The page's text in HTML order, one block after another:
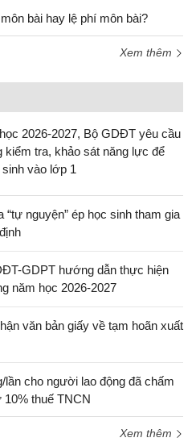
bài hay lệ phí môn bài?
Xem thêm
2026-2027, Bộ GDĐT yêu cầu
kiểm tra, khảo sát năng lực để
vào lớp 1
nguyện” ép học sinh tham gia
GDPT hướng dẫn thực hiện
năm học 2026-2027
văn bản giấy về tạm hoãn xuất
lần cho người lao động đã chấm
thuế TNCN
Xem thêm